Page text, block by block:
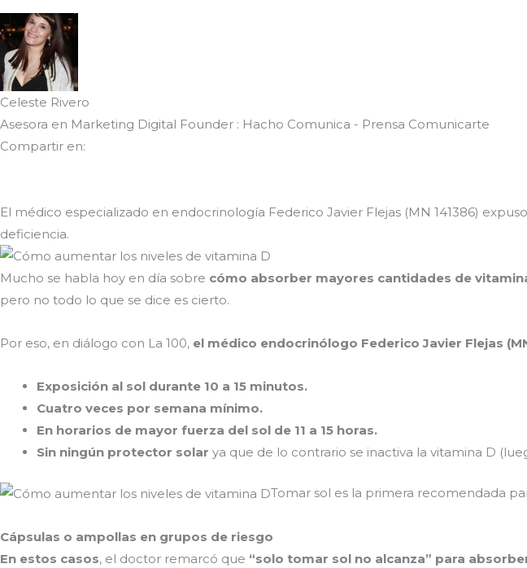
Celeste Rivero
Asesora en Marketing Digital Founder : Hacho Comunica - Prensa Comunicarte
Compartir en:
El médico especializado en endocrinología Federico Javier Flejas (MN 141386)
deficiencia.
Mucho se habla hoy en día sobre cómo absorber mayores cantidades de
pero no todo lo que se dice es cierto.
Por eso, en diálogo con La 100, el médico endocrinólogo Federico Javier Flejas
Exposición al sol durante 10 a 15 minutos.
Cuatro veces por semana mínimo.
En horarios de mayor fuerza del sol de 11 a 15 horas.
Sin ningún protector solar ya que de lo contrario se inactiva la vitamina D
Tomar sol es la primera recomendada
Cápsulas o ampollas en grupos de riesgo
En estos casos, el doctor remarcó que “solo tomar sol no alcanza” para